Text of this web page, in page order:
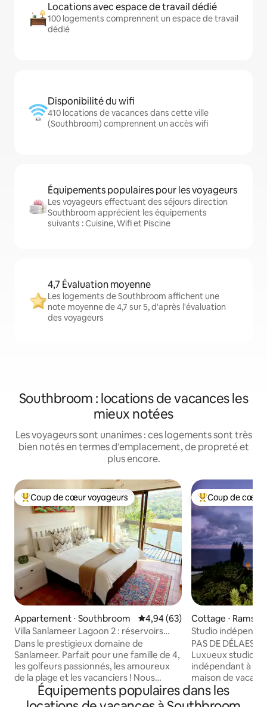
Locations avec espace de travail dédié
100 logements comprennent un espace de travail
dédié
Disponibilité du wifi
410 locations de vacances dans cette ville
(Southbroom) comprennent un accès wifi
Équipements populaires pour les voyageurs
Les voyageurs effectuant des séjours direction
Southbroom apprécient les équipements
suivants : Cuisine, Wifi et Piscine
4,7 Évaluation moyenne
Les logements de Southbroom affichent une
note moyenne de 4,7 sur 5, d'après l'évaluation
des voyageurs
Southbroom : locations de vacances les
mieux notées
Les voyageurs sont unanimes : ces logements sont très
bien notés en termes d'emplacement, de propreté et
plus encore.
Coups de cœur voyageurs les plus appréciés
Coup de cœur voyageurs
Appartement ⋅ Southbroom Évaluation moyenne sur la
4,94 (63)
Villa Sanlameer Lagoon 2 : réservoirs
d'eau
Dans le prestigieux domaine de
Sanlameer. Parfait pour une famille de 4,
les golfeurs passionnés, les amoureux
de la plage et les vacanciers ! Nous
disposons de RÉSERVOIRS D'EAU et d'un
ONDULEUR. Belle villa de vacances de
Coups de cœur
Coup de cœur
Cottage ⋅
Studio
PAS DE
Luxueux studio
indépendant à
maison de
indépendant
colline, offre une
Équipements populaires dans les